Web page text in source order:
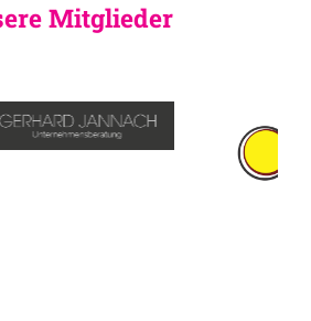
Mitglieder